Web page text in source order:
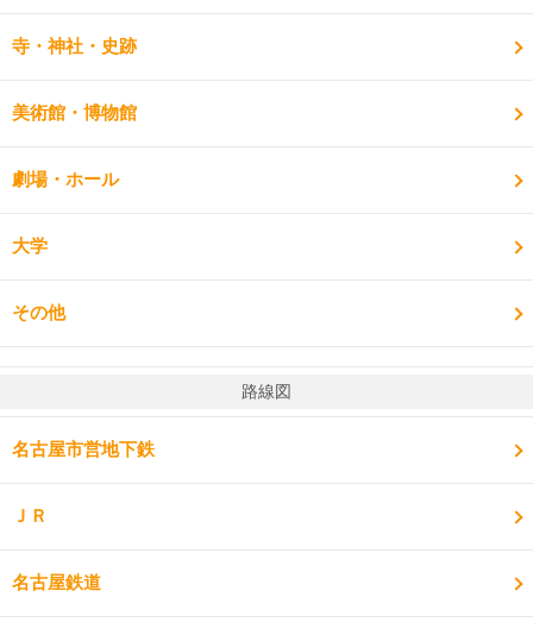
寺・神社・史跡
美術館・博物館
劇場・ホール
大学
その他
路線図
名古屋市営地下鉄
ＪＲ
名古屋鉄道